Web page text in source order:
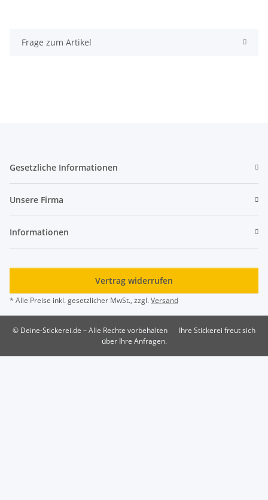
Frage zum Artikel
Gesetzliche Informationen
Unsere Firma
Informationen
Vertrag widerrufen
* Alle Preise inkl. gesetzlicher MwSt., zzgl.Versand
© Deine-Stickerei.de – Alle Rechte vorbehalten
Ihre Stickerei freut sich
über Ihre Anfragen.